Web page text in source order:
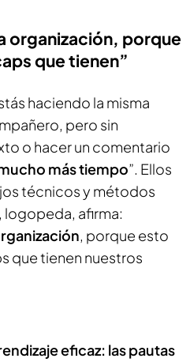
organización, porque
que tienen”
haciendo la misma
pero sin
o hacer un comentario
más tiempo”. Ellos
técnicos y métodos
logopeda, afirma:
, porque esto
que tienen nuestros
eficaz: las pautas